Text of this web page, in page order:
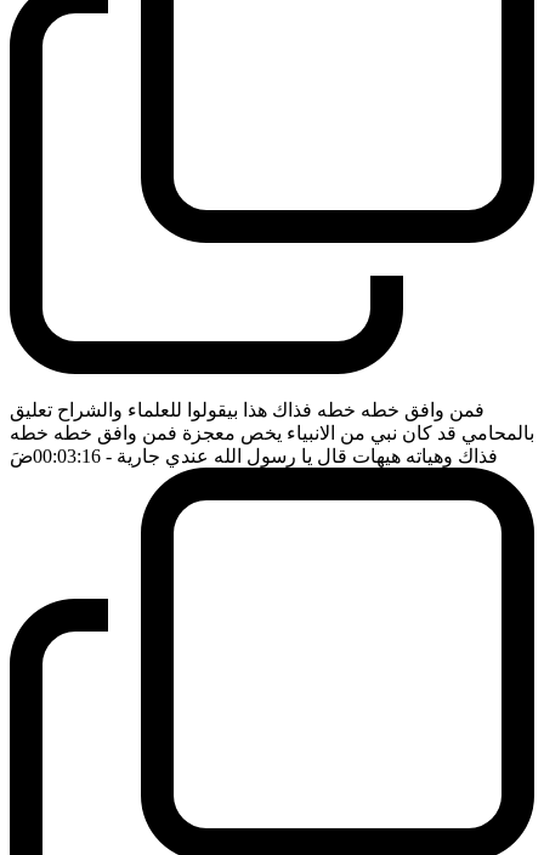
فمن وافق خطه خطه فذاك هذا بيقولوا للعلماء والشراح تعليق
بالمحامي قد كان نبي من الانبياء يخص معجزة فمن وافق خطه خطه
فذاك وهياته هيهات قال يا رسول الله عندي جارية - 00:03:16 ضَ